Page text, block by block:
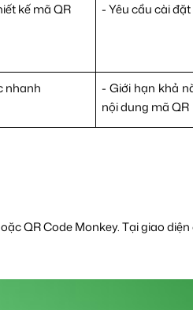
kế mã QR
- Yêu cầu cài
nhanh
- Giới hạn khả
nội dung mã QR
QR Code Monkey. Tại giao